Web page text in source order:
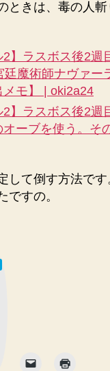
、
思
ときは、毒の人
2】ラスボス後2週
廷魔術師ナヴァー
モ】 | oki2a24
2】ラスボス後2週
ーブを使う。そ
して倒す方法で
ですの。